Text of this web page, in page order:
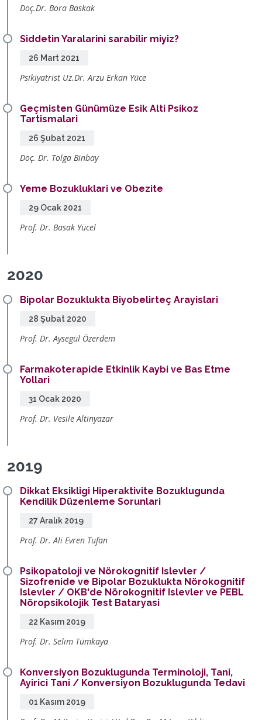
Doç.Dr. Bora Baskak
Siddetin Yaralarini sarabilir miyiz?
26 Mart 2021
Psikiyatrist Uz.Dr. Arzu Erkan Yüce
Geçmisten Günümüze Esik Alti Psikoz
Tartismalari
26 Şubat 2021
Doç. Dr. Tolga Binbay
Yeme Bozukluklari ve Obezite
29 Ocak 2021
Prof. Dr. Basak Yücel
2020
Bipolar Bozuklukta Biyobelirteç Arayislari
28 Şubat 2020
Prof. Dr. Aysegül Özerdem
Farmakoterapide Etkinlik Kaybi ve Bas Etme
Yollari
31 Ocak 2020
Prof. Dr. Vesile Altinyazar
2019
Dikkat Eksikligi Hiperaktivite Bozuklugunda
Kendilik Düzenleme Sorunlari
27 Aralık 2019
Prof. Dr. Ali Evren Tufan
Psikopatoloji ve Nörokognitif Islevler /
Sizofrenide ve Bipolar Bozuklukta Nörokognitif
Islevler / OKB'de Nörokognitif Islevler ve PEBL
Nöropsikolojik Test Bataryasi
22 Kasım 2019
Prof. Dr. Selim Tümkaya
Konversiyon Bozuklugunda Terminoloji, Tani,
Ayirici Tani / Konversiyon Bozuklugunda Tedavi
01 Kasım 2019